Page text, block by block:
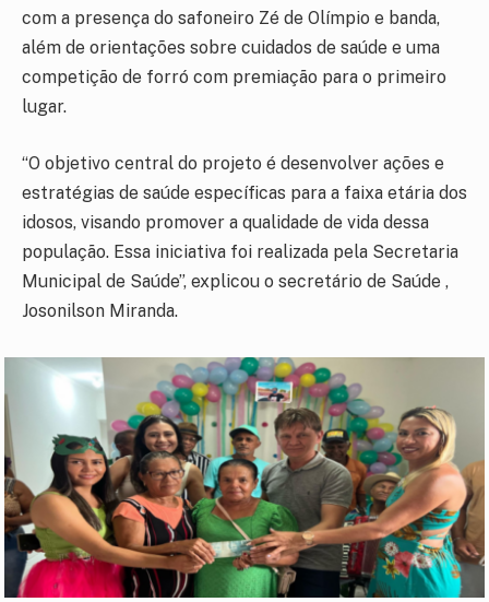
com a presença do safoneiro Zé de Olímpio e banda,
além de orientações sobre cuidados de saúde e uma
competição de forró com premiação para o primeiro
lugar.
“O objetivo central do projeto é desenvolver ações e
estratégias de saúde específicas para a faixa etária dos
idosos, visando promover a qualidade de vida dessa
população. Essa iniciativa foi realizada pela Secretaria
Municipal de Saúde”, explicou o secretário de Saúde ,
Josonilson Miranda.